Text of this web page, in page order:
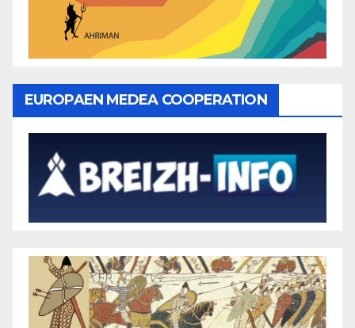
EUROPAEN MEDEA COOPERATION